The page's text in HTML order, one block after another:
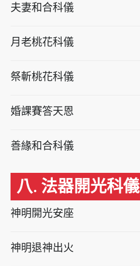
夫妻和合科儀
月老桃花科儀
祭斬桃花科儀
婚課賽答天恩
善緣和合科儀
八. 法器開光科儀
神明開光安座
神明退神出火